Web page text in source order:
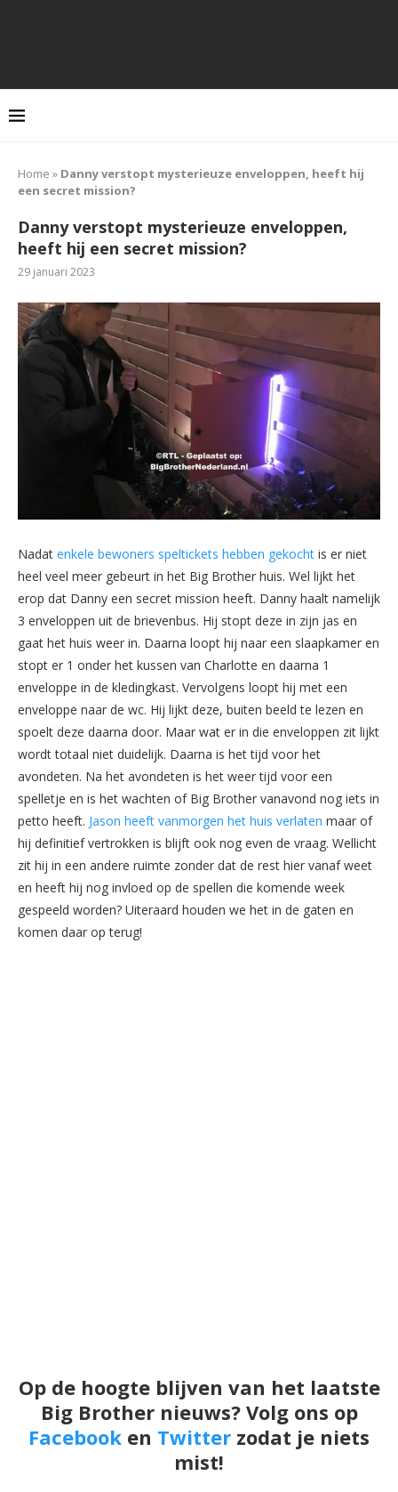
Home » Danny verstopt mysterieuze enveloppen, heeft hij
een secret mission?
Danny verstopt mysterieuze enveloppen,
heeft hij een secret mission?
29 januari 2023
Nadat enkele bewoners speltickets hebben gekocht is er niet
heel veel meer gebeurt in het Big Brother huis. Wel lijkt het
erop dat Danny een secret mission heeft. Danny haalt namelijk
3 enveloppen uit de brievenbus. Hij stopt deze in zijn jas en
gaat het huis weer in. Daarna loopt hij naar een slaapkamer en
stopt er 1 onder het kussen van Charlotte en daarna 1
enveloppe in de kledingkast. Vervolgens loopt hij met een
enveloppe naar de wc. Hij lijkt deze, buiten beeld te lezen en
spoelt deze daarna door. Maar wat er in die enveloppen zit lijkt
wordt totaal niet duidelijk. Daarna is het tijd voor het
avondeten. Na het avondeten is het weer tijd voor een
spelletje en is het wachten of Big Brother vanavond nog iets in
petto heeft. Jason heeft vanmorgen het huis verlaten maar of
hij definitief vertrokken is blijft ook nog even de vraag. Wellicht
zit hij in een andere ruimte zonder dat de rest hier vanaf weet
en heeft hij nog invloed op de spellen die komende week
gespeeld worden? Uiteraard houden we het in de gaten en
komen daar op terug!
Op de hoogte blijven van het laatste
Big Brother nieuws? Volg ons op
Facebook en Twitter zodat je niets
mist!